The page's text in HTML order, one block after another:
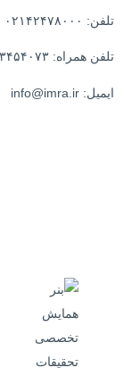
تلفن: ۰۲۱۴۲۴۷۸۰۰۰ (داخلی ۳۱۵)
تلفن همراه: ۰۹۰۳۳۴۵۴۰۷۳
ایمیل: info@imra.ir